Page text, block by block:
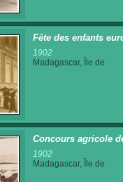
Fête des enfants
1902
Madagascar, Île de
Concours agricole
1902
Madagascar, Île de